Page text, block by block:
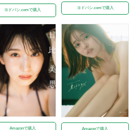
ヨドバシ.comで購入
ヨドバシ.comで購入
Amazonで購入 Amazonで購入